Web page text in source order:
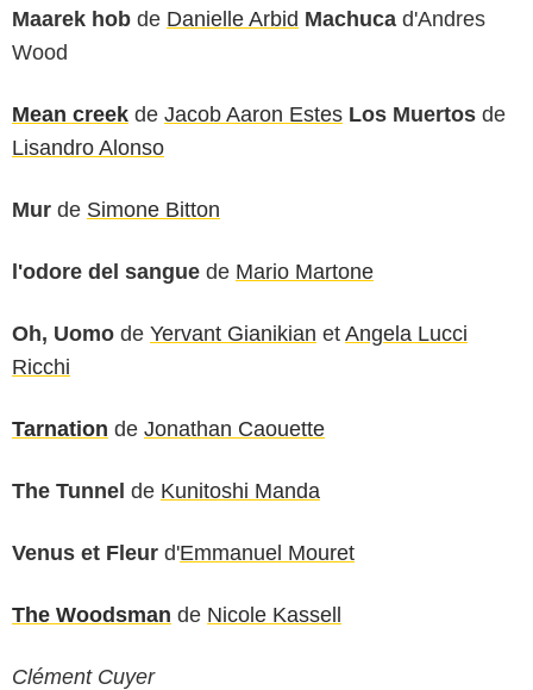
Maarek hob de Danielle Arbid Machuca d'Andres
Wood
Mean creek de Jacob Aaron Estes Los Muertos de
Lisandro Alonso
Mur de Simone Bitton
l'odore del sangue de Mario Martone
Oh, Uomo de Yervant Gianikian et Angela Lucci
Ricchi
Tarnation de Jonathan Caouette
The Tunnel de Kunitoshi Manda
Venus et Fleur d'Emmanuel Mouret
The Woodsman de Nicole Kassell
Clément Cuyer